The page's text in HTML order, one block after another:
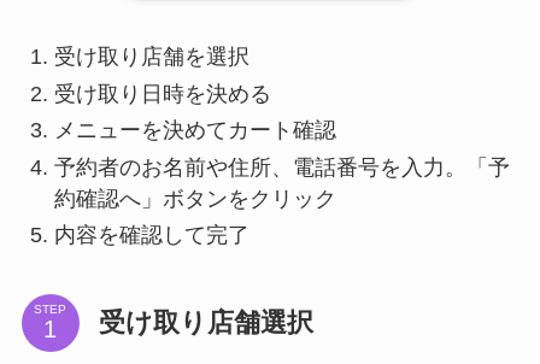
受け取り店舗を選択
受け取り日時を決める
メニューを決めてカート確認
予約者のお名前や住所、電話番号を入力。「予
約確認へ」ボタンをクリック
内容を確認して完了
STEP 受け取り店舗選択